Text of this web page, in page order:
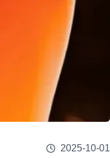
2025-10-01